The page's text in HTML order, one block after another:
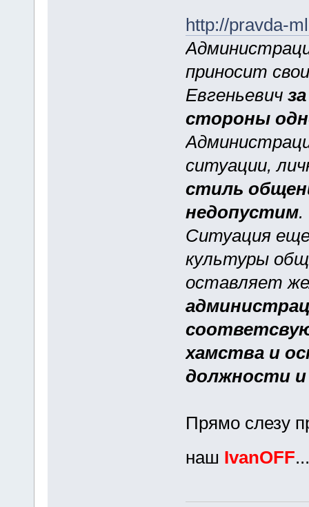
http://pravda-
приносит
Евгеньевич
стороны
ситуации,
стиль
недопустим.
Ситуация еще
культуры
оставляет
хамства и
должности и
Прямо слезу
наш IvanOFF